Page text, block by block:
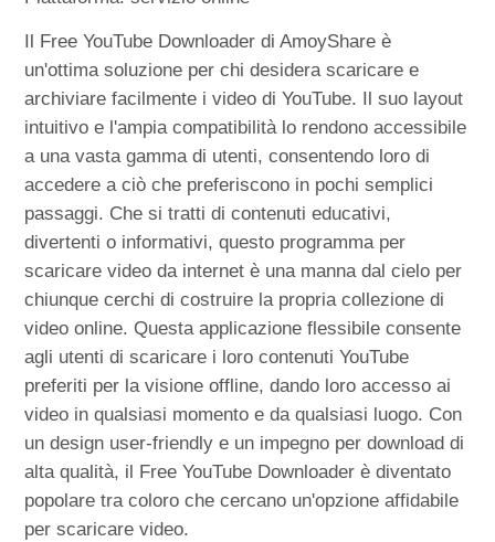
Il Free YouTube Downloader di AmoyShare è
un'ottima soluzione per chi desidera scaricare e
archiviare facilmente i video di YouTube. Il suo layout
intuitivo e l'ampia compatibilità lo rendono accessibile
a una vasta gamma di utenti, consentendo loro di
accedere a ciò che preferiscono in pochi semplici
passaggi. Che si tratti di contenuti educativi,
divertenti o informativi, questo programma per
scaricare video da internet è una manna dal cielo per
chiunque cerchi di costruire la propria collezione di
video online. Questa applicazione flessibile consente
agli utenti di scaricare i loro contenuti YouTube
preferiti per la visione offline, dando loro accesso ai
video in qualsiasi momento e da qualsiasi luogo. Con
un design user-friendly e un impegno per download di
alta qualità, il Free YouTube Downloader è diventato
popolare tra coloro che cercano un'opzione affidabile
per scaricare video.